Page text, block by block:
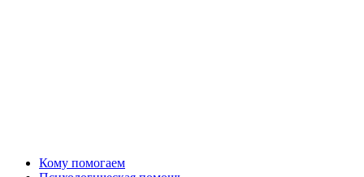
Кому помогаем